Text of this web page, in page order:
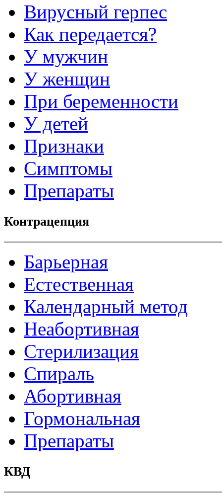
Вирусный герпес
Как передается?
У мужчин
У женщин
При беременности
У детей
Признаки
Симптомы
Препараты
Контрацепция
Барьерная
Естественная
Календарный метод
Неабортивная
Стерилизация
Спираль
Абортивная
Гормональная
Препараты
КВД